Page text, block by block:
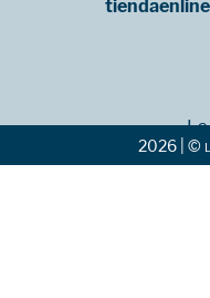
2026 | ©